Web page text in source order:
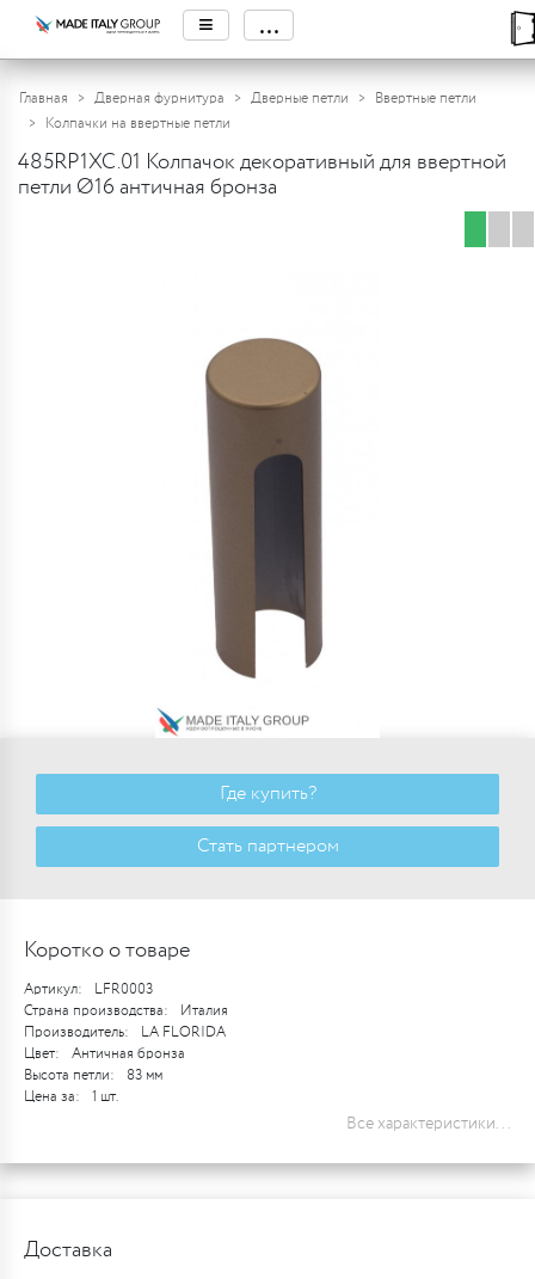
≡ ...
Главная Дверная фурнитура Дверные петли
Ввертные петли
Колпачки на ввертные петли
485RP1XC.01 Колпачок декоративный для ввертной
петли Ø16 античная бронза
Где купить?
Стать партнером
Коротко о товаре
Артикул:
LFR0003
Страна производства:
Италия
Производитель:
LA FLORIDA
Цвет:
Античная бронза
Высота петли:
83 мм
Цена за:
1 шт.
Все характеристики...
Доставка